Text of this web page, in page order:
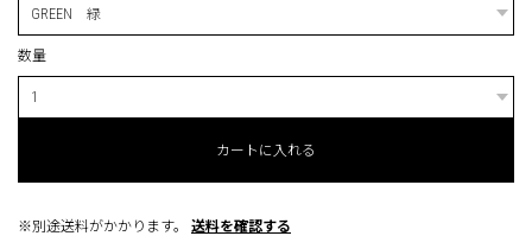
数量
カートに入れる
※別途送料がかかります。
送料を確認する